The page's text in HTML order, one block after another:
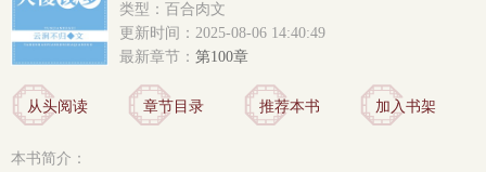
类型：百合肉文
更新时间：2025-08-06 14:40:49
最新章节： 第100章
从头阅读 章节目录 推荐本书 加入书架
本书简介：